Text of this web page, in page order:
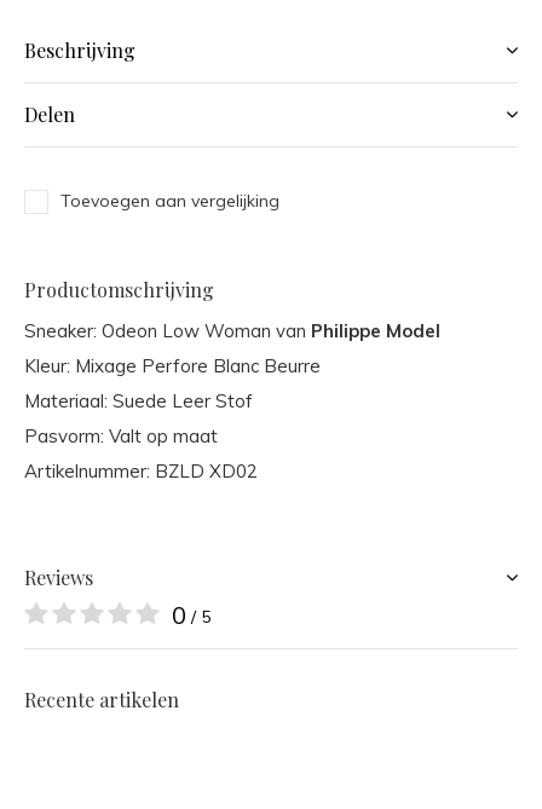
Beschrijving
Delen
Toevoegen aan vergelijking
Productomschrijving
Sneaker: Odeon Low Woman van Philippe Model
Kleur: Mixage Perfore Blanc Beurre
Materiaal: Suede Leer Stof
Pasvorm: Valt op maat
Artikelnummer: BZLD XD02
Reviews
0 / 5
Recente artikelen